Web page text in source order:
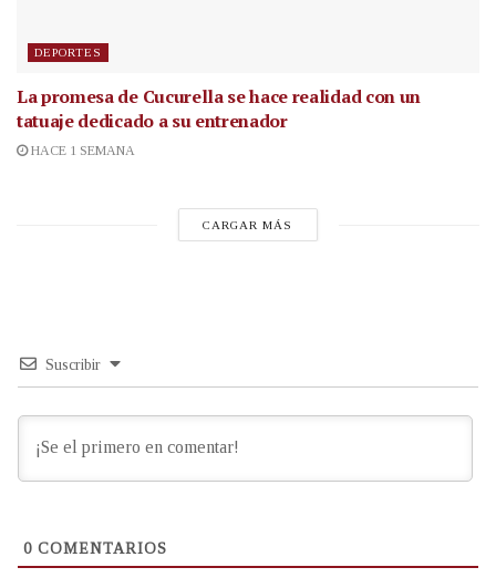
DEPORTES
La promesa de Cucurella se hace realidad con un
tatuaje dedicado a su entrenador
HACE 1 SEMANA
CARGAR MÁS
Suscribir
0 COMENTARIOS